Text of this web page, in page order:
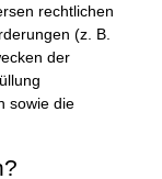
rechtlichen
(z. B.
der
sowie die